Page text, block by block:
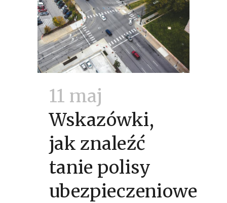
11 maj
Wskazówki,
jak znaleźć
tanie polisy
ubezpieczeniowe